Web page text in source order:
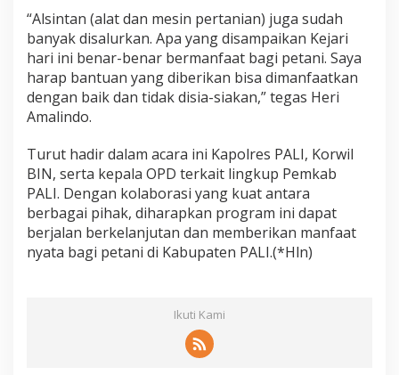
“Alsintan (alat dan mesin pertanian) juga sudah
banyak disalurkan. Apa yang disampaikan Kejari
hari ini benar-benar bermanfaat bagi petani. Saya
harap bantuan yang diberikan bisa dimanfaatkan
dengan baik dan tidak disia-siakan,” tegas Heri
Amalindo.
Turut hadir dalam acara ini Kapolres PALI, Korwil
BIN, serta kepala OPD terkait lingkup Pemkab
PALI. Dengan kolaborasi yang kuat antara
berbagai pihak, diharapkan program ini dapat
berjalan berkelanjutan dan memberikan manfaat
nyata bagi petani di Kabupaten PALI.(*Hln)
Ikuti Kami